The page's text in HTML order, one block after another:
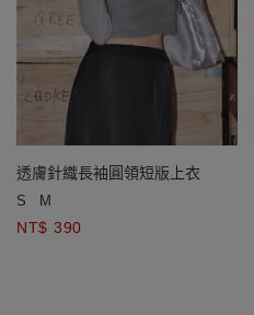
透膚針織長袖圓領短版上衣
S M
NT$ 390